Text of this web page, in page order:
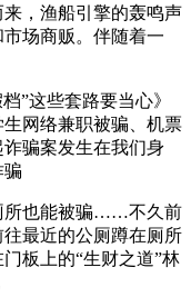
，渔船引擎的轰鸣声
场商贩。伴随着一
”这些套路要当心》
网络兼职被骗、机票
骗案发生在我们身
骗
所也能被骗……不久前
最近的公厕蹲在厕所
板上的“生财之道”林